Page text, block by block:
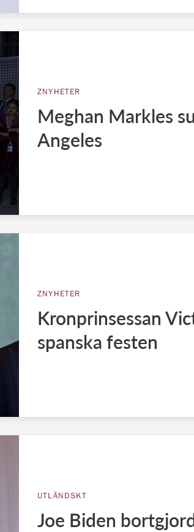
ZNYHETER
Meghan Markles
Angeles
ZNYHETER
Kronprinsessan
spanska festen
UTLÄNDSKT
Joe Biden